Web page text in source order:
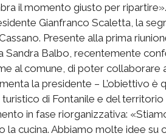
il momento giusto per
Gianfranco Scaletta, la
Presente alla prima
Sandra Balbo, recentemente
al comune, di poter
la presidente – L’obiettivo è
di Fontanile e del
in fase riorganizzativa:
la cucina. Abbiamo molte idee su